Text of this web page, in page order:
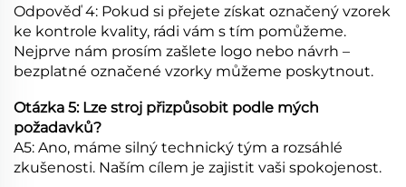
Odpověď 4: Pokud si přejete získat označený vzorek
ke kontrole kvality, rádi vám s tím pomůžeme.
Nejprve nám prosím zašlete logo nebo návrh –
bezplatné označené vzorky můžeme poskytnout.
Otázka 5: Lze stroj přizpůsobit podle mých
požadavků?
A5: Ano, máme silný technický tým a rozsáhlé
zkušenosti. Naším cílem je zajistit vaši spokojenost.